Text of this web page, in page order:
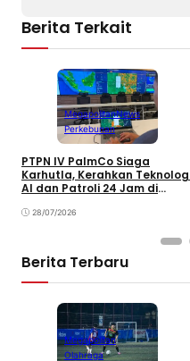
Berita Terkait
MegapolitanNews
Perkebunan
PTPN IV PalmCo Siaga
Karhutla, Kerahkan
AI dan Patroli 24 Jam di
28/07/2026
Berita Terbaru
Megapolitan
Olahraga